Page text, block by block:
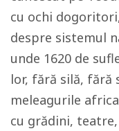
cu ochi
despre sistemul
unde 1620 de
lor, fără silă, fără
meleagurile
cu grădini,